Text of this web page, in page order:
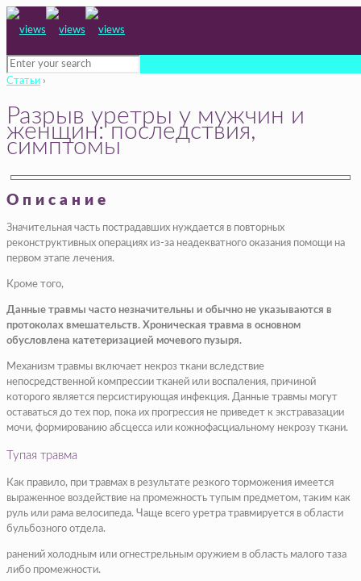
Статьи ›
Разрыв уретры у мужчин и
женщин: последствия,
симптомы
Описание
Значительная часть пострадавших нуждается в повторных
реконструктивных операциях из-за неадекватного оказания помощи на
первом этапе лечения.
Кроме того,
Данные травмы часто незначительны и обычно не указываются в
протоколах вмешательств. Хроническая травма в основном
обусловлена катетеризацией мочевого пузыря.
Механизм травмы включает некроз ткани вследствие
непосредственной компрессии тканей или воспаления, причиной
которого является персистирующая инфекция. Данные травмы могут
оставаться до тех пор, пока их прогрессия не приведет к экстравазации
мочи, формированию абсцесса или кожнофасциальному некрозу ткани.
Тупая травма
Как правило, при травмах в результате резкого торможения имеется
выраженное воздействие на промежность тупым предметом, таким как
руль или рама велосипеда. Чаще всего уретра травмируется в области
бульбозного отдела.
ранений холодным или огнестрельным оружием в область малого таза
либо промежности.